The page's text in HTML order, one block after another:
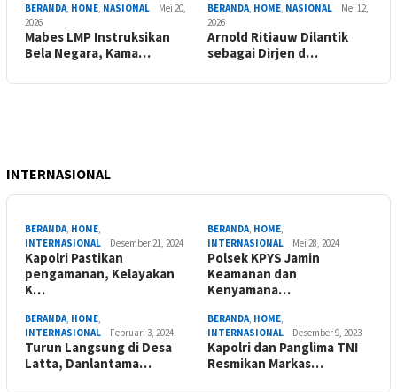
BERANDA HOME NASIONAL
Mei 20,
2026
Mabes LMP Instruksikan
Bela Negara, Kama…
BERANDA HOME NASIONAL
Mei 12,
2026
Arnold Ritiauw Dilantik
sebagai Dirjen d…
INTERNASIONAL
BERANDA HOME
INTERNASIONAL
Desember 21, 2024
Kapolri Pastikan
pengamanan, Kelayakan
K…
BERANDA HOME
INTERNASIONAL
Mei 28, 2024
Polsek KPYS Jamin
Keamanan dan
Kenyamana…
BERANDA HOME
INTERNASIONAL
Februari 3, 2024
Turun Langsung di Desa
Latta, Danlantama…
BERANDA HOME
INTERNASIONAL
Desember 9, 2023
Kapolri dan Panglima TNI
Resmikan Markas…